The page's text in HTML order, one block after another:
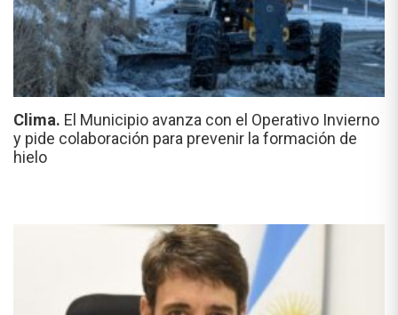
Clima. El Municipio avanza con el Operativo Invierno
y pide colaboración para prevenir la formación de
hielo